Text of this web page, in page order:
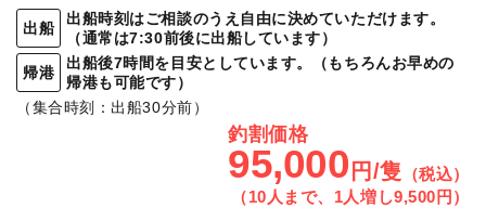
出船
出船時刻はご相談のうえ自由に決めていただけます。
（通常は7:30前後に出船しています）
帰港
出船後7時間を目安としています。（もちろんお早めの
帰港も可能です）
（集合時刻：出船30分前）
釣割価格
95,000 円/隻
（税込）
（10人まで、1人増し9,500円）